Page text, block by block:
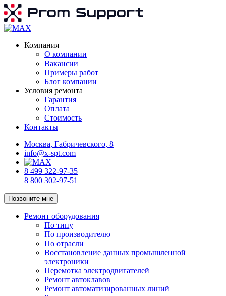
Компания
О компании
Вакансии
Примеры работ
Блог компании
Условия ремонта
Гарантия
Оплата
Стоимость
Контакты
Москва, Габричевского, 8
info@x-spt.com
8 499 322-97-35
8 800 302-97-51
Позвоните мне
Ремонт оборудования
По типу
По производителю
По отрасли
Восстановление данных промышленной
электроники
Перемотка электродвигателей
Ремонт автоклавов
Ремонт автоматизированных линий